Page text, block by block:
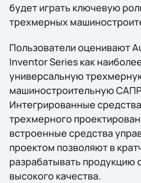
будет играть ключевую
трехмерных
Пользователи оценивают
Inventor Series как
универсальную
машиностроительную
Интегрированные
трехмерного
встроенные средства
проектом позволяют в
разрабатывать продукцию
высокого качества.